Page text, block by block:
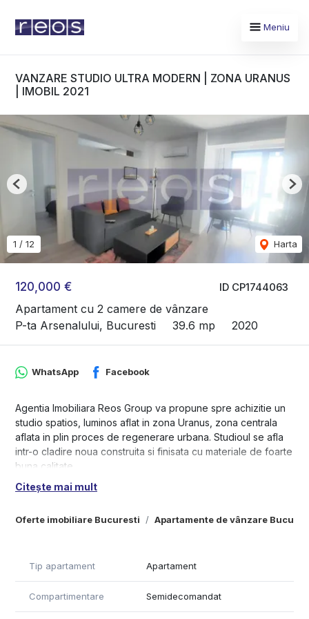
Meniu
VANZARE STUDIO ULTRA MODERN | ZONA URANUS
| IMOBIL 2021
ID CP1744063
120,000 €
Apartament cu 2 camere de vânzare
P-ta Arsenalului, Bucuresti
39.6 mp 2020
1 / 12 Harta
Previous
Oferte imobiliare Bucuresti Apartamente de vânzare
WhatsApp Facebook
Agentia Imobiliara Reos Group va propune spre achizitie un
studio spatios, luminos aflat in zona Uranus, zona centrala
aflata in plin proces de regenerare urbana. Studioul se afla
intr-o cladire noua construita si finisata cu materiale de foarte
buna calitate.
Confortul termic al apartamentului se realizeaza printr-o
ceea ce asigura un cost redus al intretinerii.
impartit pentru suprafata pe care o are, avand dotari de
foarte buna caltate si vanzandu-se mobilat si utilat conform
si pentru cei care cauta o oportunitate de investitie,
Citește mai mult
Tip apartament Apartament
Compartimentare Semidecomandat